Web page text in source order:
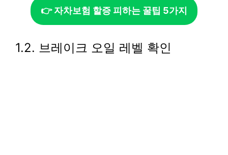
👉 자차보험 할증 피하는 꿀팁 5가지
1.2. 브레이크 오일 레벨 확인